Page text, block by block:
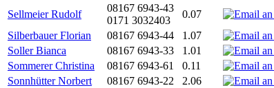
Sellmeier Rudolf
08167 6943-43
0171 3032403
0.07
Silberbauer Florian
08167 6943-44 1.07
Soller Bianca
08167 6943-33 1.01
Sommerer Christina
08167 6943-61 0.11
Sonnhütter Norbert
08167 6943-22 2.06